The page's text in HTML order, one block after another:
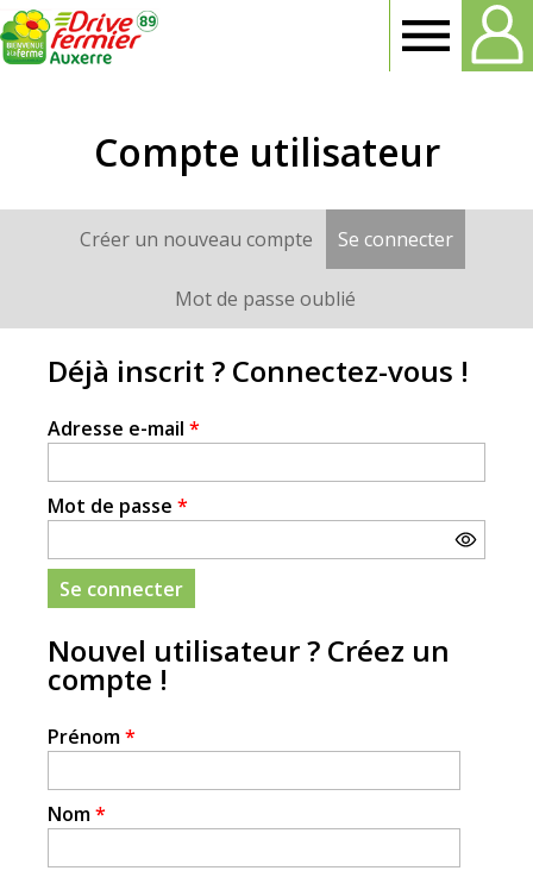
Auxerre
Compte utilisateur
OngletsCréer un nouveau compte Se connecter(onglet
Mot de passe oublié
Déjà inscrit ? Connectez-vous !
Adresse e-mail *
Mot de passe *
Nouvel utilisateur ? Créez un
compte !
Prénom*
Nom*